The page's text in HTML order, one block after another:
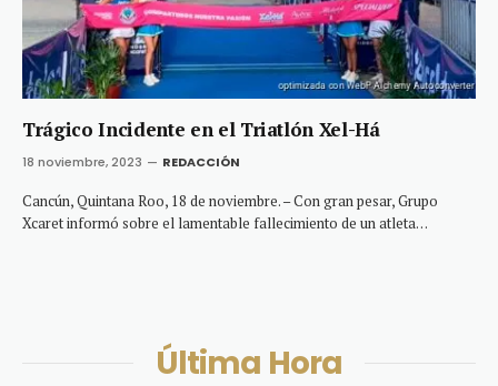
Trágico Incidente en el Triatlón Xel-Há
18 noviembre, 2023 REDACCIÓN
Cancún, Quintana Roo, 18 de noviembre. – Con gran pesar, Grupo
Xcaret informó sobre el lamentable fallecimiento de un atleta…
Última Hora